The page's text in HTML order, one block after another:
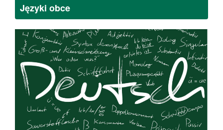
Języki obce